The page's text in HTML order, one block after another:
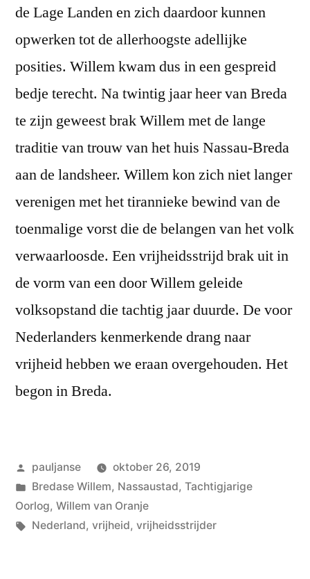
de Lage Landen en zich daardoor kunnen
opwerken tot de allerhoogste adellijke
posities. Willem kwam dus in een gespreid
bedje terecht. Na twintig jaar heer van Breda
te zijn geweest brak Willem met de lange
traditie van trouw van het huis Nassau-Breda
aan de landsheer. Willem kon zich niet langer
verenigen met het tirannieke bewind van de
toenmalige vorst die de belangen van het volk
verwaarloosde. Een vrijheidsstrijd brak uit in
de vorm van een door Willem geleide
volksopstand die tachtig jaar duurde. De voor
Nederlanders kenmerkende drang naar
vrijheid hebben we eraan overgehouden. Het
begon in Breda.
Geplaatst
door
pauljanse
oktober 26, 2019
Geplaatst
in
Bredase Willem, Nassaustad, Tachtigjarige
Oorlog, Willem van Oranje
Tags:
Nederland, vrijheid, vrijheidsstrijder